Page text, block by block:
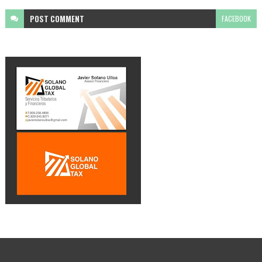
POST COMMENT FACEBOOK